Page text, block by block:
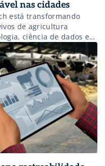
nas cidades
está transformando
de agricultura
ciência de dados e
verdes